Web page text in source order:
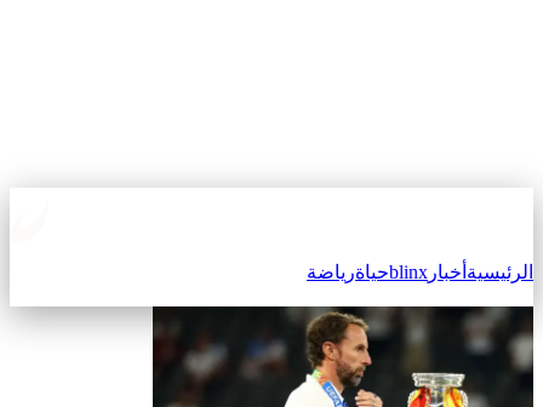
الرئيسية أخبار blinxحياةرياضة